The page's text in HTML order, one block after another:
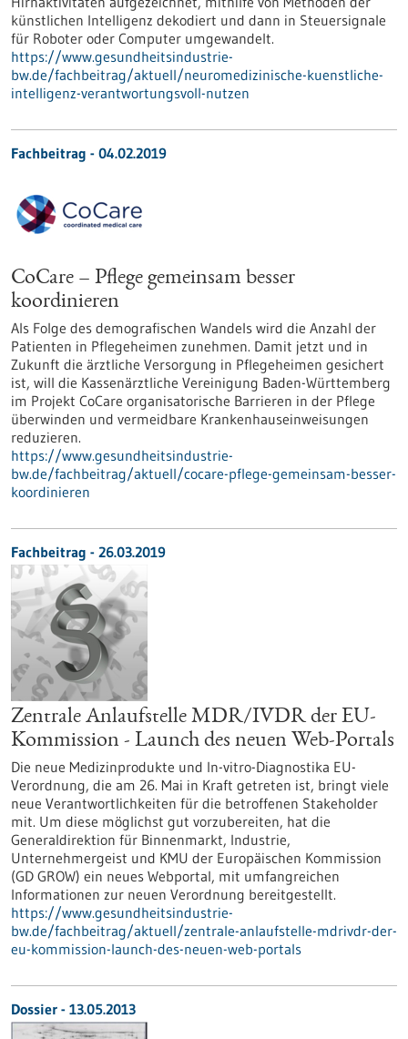
künstlichen Intelligenz dekodiert und dann in Steuersignale
für Roboter oder Computer umgewandelt.
https://www.gesundheitsindustrie-
bw.de/fachbeitrag/aktuell/neuromedizinische-kuenstliche-
intelligenz-verantwortungsvoll-nutzen
Fachbeitrag - 04.02.2019
CoCare – Pflege gemeinsam besser
koordinieren
Als Folge des demografischen Wandels wird die Anzahl der
Patienten in Pflegeheimen zunehmen. Damit jetzt und in
Zukunft die ärztliche Versorgung in Pflegeheimen gesichert
ist, will die Kassenärztliche Vereinigung Baden-Württemberg
im Projekt CoCare organisatorische Barrieren in der Pflege
überwinden und vermeidbare Krankenhauseinweisungen
reduzieren.
https://www.gesundheitsindustrie-
bw.de/fachbeitrag/aktuell/cocare-pflege-gemeinsam-besser-
koordinieren
Fachbeitrag - 26.03.2019
Zentrale Anlaufstelle MDR/IVDR der EU-
Kommission - Launch des neuen Web-Portals
Die neue Medizinprodukte und In-vitro-Diagnostika EU-
Verordnung, die am 26. Mai in Kraft getreten ist, bringt viele
neue Verantwortlichkeiten für die betroffenen Stakeholder
mit. Um diese möglichst gut vorzubereiten, hat die
Generaldirektion für Binnenmarkt, Industrie,
Unternehmergeist und KMU der Europäischen Kommission
(GD GROW) ein neues Webportal, mit umfangreichen
Informationen zur neuen Verordnung bereitgestellt.
https://www.gesundheitsindustrie-
bw.de/fachbeitrag/aktuell/zentrale-anlaufstelle-mdrivdr-der-
eu-kommission-launch-des-neuen-web-portals
Dossier - 13.05.2013